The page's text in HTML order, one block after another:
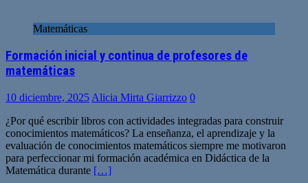
Matemáticas
Formación inicial y continua de profesores de
matemáticas
10 diciembre, 2025 Alicia Mirta Giarrizzo 0
¿Por qué escribir libros con actividades integradas para construir
conocimientos matemáticos? La enseñanza, el aprendizaje y la
evaluación de conocimientos matemáticos siempre me motivaron
para perfeccionar mi formación académica en Didáctica de la
Matemática durante […]